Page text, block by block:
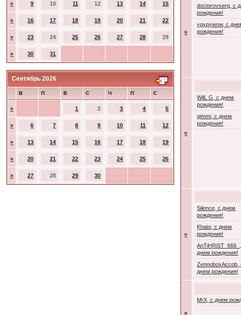
» 9 10 11 12 13 14 15
» 16 17 18 19 20 21 22
» 23 24 25 26 27 28 29
» 30 31
Сентябрь 2026
В П В С Ч П С
» 1 2 3 4 5
» 6 7 8 9 10 11 12
» 13 14 15 16 17 18 19
» 20 21 22 23 24 25 26
» 27 28 29 30
»
doctorovserg, с
рождения!
ygypywow, с
рождения!
»
WilL G, с днем
рождения!
gimmi, с днем
рождения!
»
Silence, с днем
рождения!
Khato, с днем
рождения!
днем рождения!
ZennoboxAccob,
днем рождения!
»
MrX, с днем